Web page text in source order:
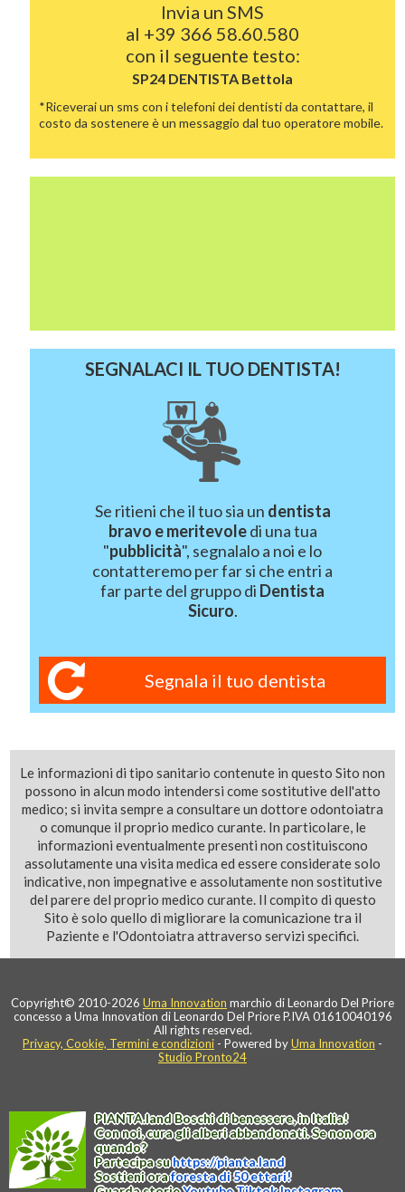
Invia un SMS
al +39 366 58.60.580
con il seguente testo:
SP24 DENTISTA Bettola
*Riceverai un sms con i telefoni dei dentisti da contattare, il
costo da sostenere è un messaggio dal tuo operatore mobile.
SEGNALACI IL TUO DENTISTA!
Se ritieni che il tuo sia un dentista
bravo e meritevoledi una tua
"pubblicità", segnalalo a noi e lo
contatteremo per far si che entri a
far parte del gruppo di Dentista
Sicuro.
Segnala il tuo dentista
Le informazioni di tipo sanitario contenute in questo Sito non
possono in alcun modo intendersi come sostitutive dell'atto
medico; si invita sempre a consultare un dottore odontoiatra
o comunque il proprio medico curante. In particolare, le
informazioni eventualmente presenti non costituiscono
assolutamente una visita medica ed essere considerate solo
indicative, non impegnative e assolutamente non sostitutive
del parere del proprio medico curante. Il compito di questo
Sito è solo quello di migliorare la comunicazione tra il
Paziente e l'Odontoiatra attraverso servizi specifici.
Copyright© 2010-2026 Uma Innovation marchio di Leonardo Del Priore
concesso a Uma Innovation di Leonardo Del Priore P.IVA 01610040196
All rights reserved.
Privacy, Cookie, Termini e condizioni - Powered byUma Innovation -
Studio Pronto24
PIANTA.landBoschi di benessere, in Italia!
Con noi, cura gli alberi abbandonati. Se non ora
quando?
Partecipa suhttps://pianta.land
Sostieni oraforesta di 50 ettari!